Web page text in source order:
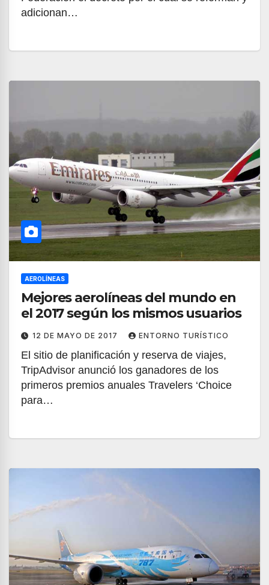
adicionan…
AEROLÍNEAS
Mejores aerolíneas del mundo en
el 2017 según los mismos usuarios
12 DE MAYO DE 2017 ENTORNO TURÍSTICO
El sitio de planificación y reserva de viajes,
TripAdvisor anunció los ganadores de los
primeros premios anuales Travelers ‘Choice
para…